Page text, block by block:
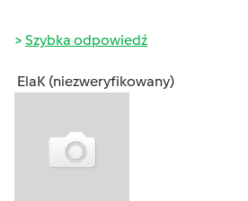
Szybka odpowiedź
ElaK (niezweryfikowany)